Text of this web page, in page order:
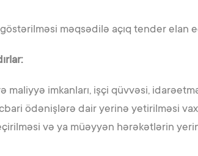
məqsədilə açıq tender elan
imkanları, işçi qüvvəsi,
ödənişlərə dair yerinə yetirilməsi
və ya müəyyən hərəkətlərin